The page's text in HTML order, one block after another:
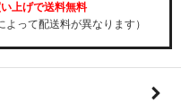
上げで送料無料
って配送料が異なります）